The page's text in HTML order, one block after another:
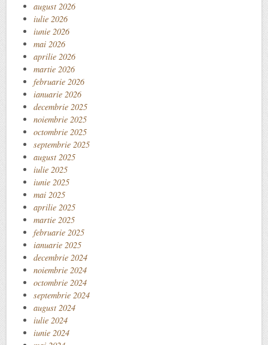
august 2026
iulie 2026
iunie 2026
mai 2026
aprilie 2026
martie 2026
februarie 2026
ianuarie 2026
decembrie 2025
noiembrie 2025
octombrie 2025
septembrie 2025
august 2025
iulie 2025
iunie 2025
mai 2025
aprilie 2025
martie 2025
februarie 2025
ianuarie 2025
decembrie 2024
noiembrie 2024
octombrie 2024
septembrie 2024
august 2024
iulie 2024
iunie 2024